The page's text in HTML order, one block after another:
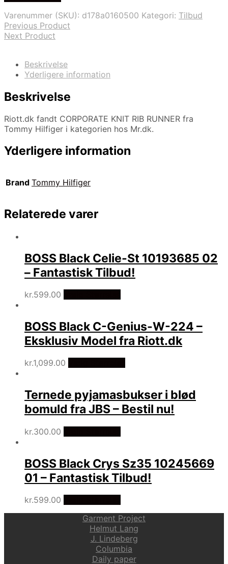
Varenummer (SKU): d178a0160500 Kategori: Tilbud
Previous Product
Next Product
Beskrivelse
Yderligere information
Beskrivelse
Riott.dk fandt CORPORATE KNIT RIB RUNNER fra
Tommy Hilfiger i kategorien hos Mr.dk.
Yderligere information
Brand Tommy Hilfiger
Relaterede varer
BOSS Black Celie-St 10193685 02
– Fantastisk Tilbud!
kr.599.00
BOSS Black C-Genius-W-224 –
Eksklusiv Model fra Riott.dk
kr.1,099.00
Ternede pyjamasbukser i blød
bomuld fra JBS – Bestil nu!
kr.300.00
BOSS Black Crys Sz35 10245669
01 – Fantastisk Tilbud!
kr.599.00
Garment Project
Helmut Lang
J. Lindeberg
Columbia
Daily paper